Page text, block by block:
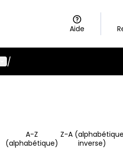
Aide
utilisateur
/
A-Z
(alphabétique)
Z-A (alphabétique
inverse)